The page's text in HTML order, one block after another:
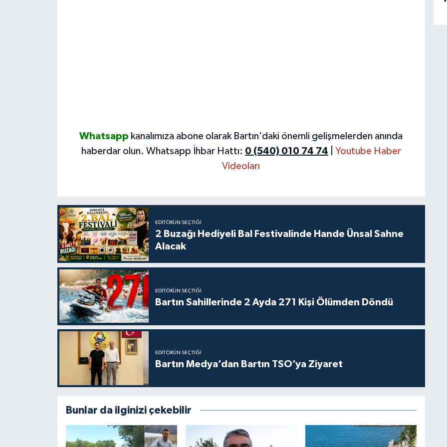
Whatsapp kanalımıza abone olarak Bartın'daki önemli gelişmelerden anında
haberdar olun. Whatsapp İhbar Hattı: 0 (540) 010 74 74
Youtube Haber
Videoları
EDITÖRÜN SEÇTIĞI
2 Buzağı Hediyeli Bal Festivalinde Hande Ünsal Sahne
Alacak
EDITÖRÜN SEÇTIĞI
Bartın Sahillerinde 2 Ayda 271 Kişi Ölümden Döndü
EDITÖRÜN SEÇTIĞI
Bartın Medya’dan Bartın TSO’ya Ziyaret
Bunlar da ilginizi çekebilir